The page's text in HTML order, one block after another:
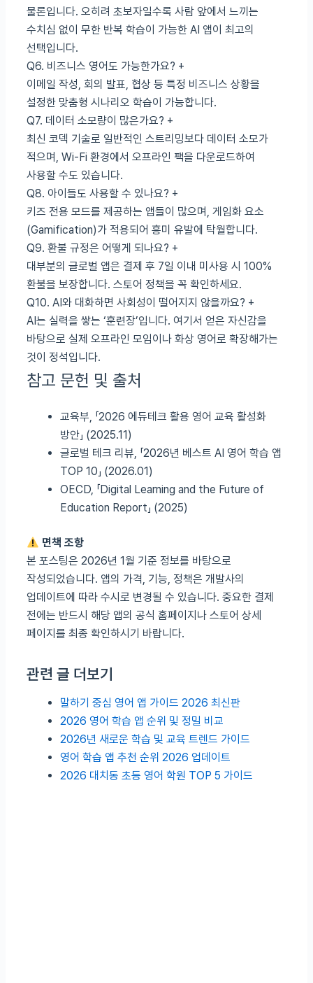
물론입니다. 오히려 초보자일수록 사람 앞에서 느끼는
수치심 없이 무한 반복 학습이 가능한 AI 앱이 최고의
선택입니다.
Q6. 비즈니스 영어도 가능한가요? +
이메일 작성, 회의 발표, 협상 등 특정 비즈니스 상황을
설정한 맞춤형 시나리오 학습이 가능합니다.
Q7. 데이터 소모량이 많은가요? +
최신 코덱 기술로 일반적인 스트리밍보다 데이터 소모가
적으며, Wi-Fi 환경에서 오프라인 팩을 다운로드하여
사용할 수도 있습니다.
Q8. 아이들도 사용할 수 있나요? +
키즈 전용 모드를 제공하는 앱들이 많으며, 게임화 요소
(Gamification)가 적용되어 흥미 유발에 탁월합니다.
Q9. 환불 규정은 어떻게 되나요? +
대부분의 글로벌 앱은 결제 후 7일 이내 미사용 시 100%
환불을 보장합니다. 스토어 정책을 꼭 확인하세요.
Q10. AI와 대화하면 사회성이 떨어지지 않을까요? +
AI는 실력을 쌓는 ‘훈련장’입니다. 여기서 얻은 자신감을
바탕으로 실제 오프라인 모임이나 화상 영어로 확장해가는
것이 정석입니다.
참고 문헌 및 출처
교육부, 「2026 에듀테크 활용 영어 교육 활성화
방안」 (2025.11)
글로벌 테크 리뷰, 「2026년 베스트 AI 영어 학습 앱
TOP 10」 (2026.01)
OECD, 「Digital Learning and the Future of
Education Report」 (2025)
면책 조항
본 포스팅은 2026년 1월 기준 정보를 바탕으로
작성되었습니다. 앱의 가격, 기능, 정책은 개발사의
업데이트에 따라 수시로 변경될 수 있습니다. 중요한 결제
전에는 반드시 해당 앱의 공식 홈페이지나 스토어 상세
페이지를 최종 확인하시기 바랍니다.
관련 글 더보기
말하기 중심 영어 앱 가이드 2026 최신판
2026 영어 학습 앱 순위 및 정밀 비교
2026년 새로운 학습 및 교육 트렌드 가이드
영어 학습 앱 추천 순위 2026 업데이트
2026 대치동 초등 영어 학원 TOP 5 가이드